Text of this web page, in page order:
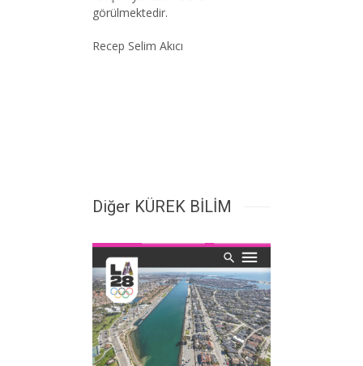
görülmektedir.
Recep Selim Akıcı
Diğer KÜREK BİLİM